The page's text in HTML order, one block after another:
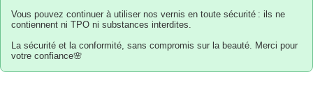
Vous pouvez continuer à utiliser nos vernis en toute sécurité : ils ne
contiennent ni TPO ni substances interdites.
La sécurité et la conformité, sans compromis sur la beauté. Merci pour
votre confiance🌸